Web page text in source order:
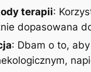
terapii:
dopasowana
: Dbam o to,